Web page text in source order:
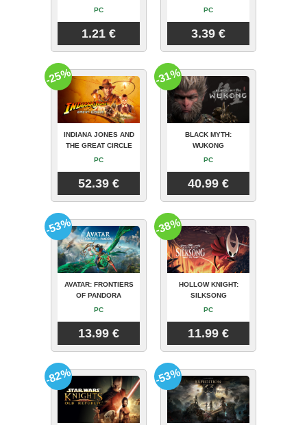
PC
1.21 €
PC
3.39 €
INDIANA JONES AND
THE GREAT CIRCLE
PC
52.39 €
-25%
BLACK MYTH:
WUKONG
PC
40.99 €
-31%
AVATAR: FRONTIERS
OF PANDORA
PC
13.99 €
-53%
HOLLOW KNIGHT:
SILKSONG
PC
11.99 €
-38%
-82% -53%